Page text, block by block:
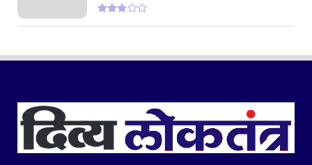
2.66 करोड़ र...
रायपुर : राजस्व मामलों में देरी बर्दाश्त नहीं, समय पर